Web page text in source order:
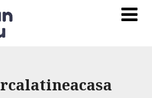
rcalatineacasa